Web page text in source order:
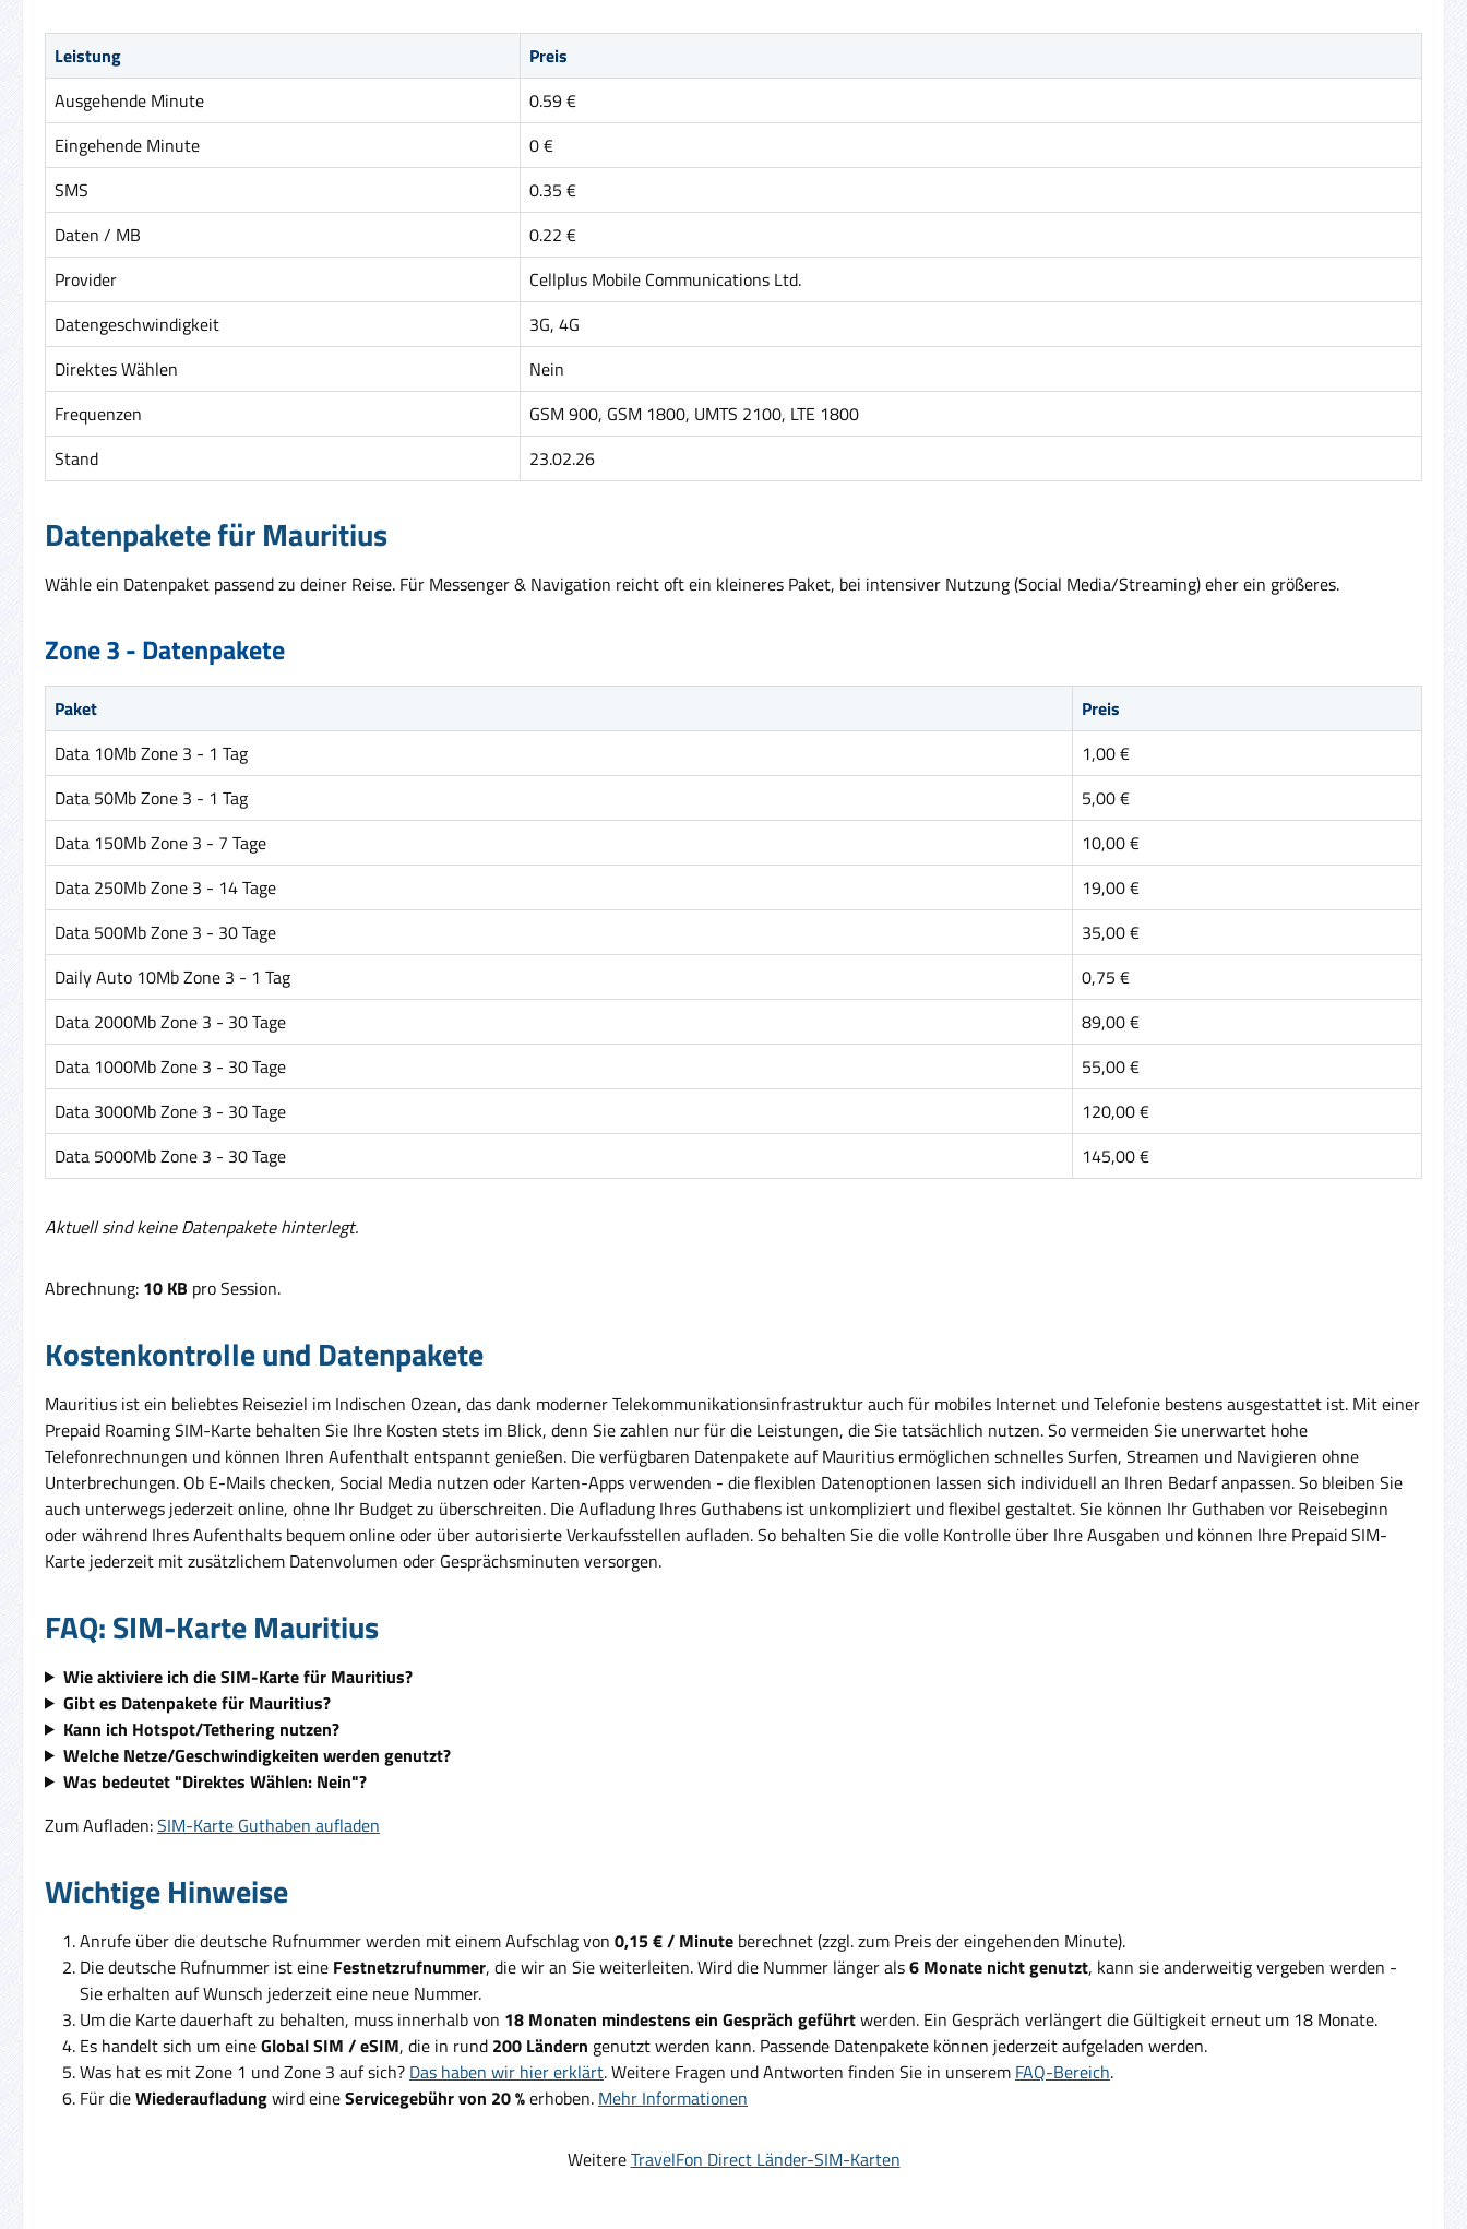
Leistung
Preis
Ausgehende Minute
0.59 €
Eingehende Minute
0 €
SMS
0.35 €
Daten / MB
0.22 €
Provider
Cellplus Mobile Communications Ltd.
Datengeschwindigkeit
3G, 4G
Direktes Wählen
Nein
Frequenzen
GSM 900, GSM 1800, UMTS 2100, LTE 1800
Stand
23.02.26
Datenpakete für Mauritius
Wähle ein Datenpaket passend zu deiner Reise. Für Messenger & Navigation reicht oft ein kleineres Paket, bei intensiver Nutzung (Social Media/Streaming) eher ein größeres.
Zone 3 - Datenpakete
Paket
Preis
Data 10Mb Zone 3 - 1 Tag
1,00 €
Data 50Mb Zone 3 - 1 Tag
5,00 €
Data 150Mb Zone 3 - 7 Tage
10,00 €
Data 250Mb Zone 3 - 14 Tage
19,00 €
Data 500Mb Zone 3 - 30 Tage
35,00 €
Daily Auto 10Mb Zone 3 - 1 Tag
0,75 €
Data 2000Mb Zone 3 - 30 Tage
89,00 €
Data 1000Mb Zone 3 - 30 Tage
55,00 €
Data 3000Mb Zone 3 - 30 Tage
120,00 €
Data 5000Mb Zone 3 - 30 Tage
145,00 €
Aktuell sind keine Datenpakete hinterlegt.
Abrechnung: 10 KB pro Session.
Kostenkontrolle und Datenpakete
Mauritius ist ein beliebtes Reiseziel im Indischen Ozean, das dank moderner Telekommunikationsinfrastruktur auch für mobiles Internet und Telefonie bestens ausgestattet ist. Mit einer
Prepaid Roaming SIM-Karte behalten Sie Ihre Kosten stets im Blick, denn Sie zahlen nur für die Leistungen, die Sie tatsächlich nutzen. So vermeiden Sie unerwartet hohe
Telefonrechnungen und können Ihren Aufenthalt entspannt genießen. Die verfügbaren Datenpakete auf Mauritius ermöglichen schnelles Surfen, Streamen und Navigieren ohne
Unterbrechungen. Ob E-Mails checken, Social Media nutzen oder Karten-Apps verwenden - die flexiblen Datenoptionen lassen sich individuell an Ihren Bedarf anpassen. So bleiben Sie
auch unterwegs jederzeit online, ohne Ihr Budget zu überschreiten. Die Aufladung Ihres Guthabens ist unkompliziert und flexibel gestaltet. Sie können Ihr Guthaben vor Reisebeginn
oder während Ihres Aufenthalts bequem online oder über autorisierte Verkaufsstellen aufladen. So behalten Sie die volle Kontrolle über Ihre Ausgaben und können Ihre Prepaid SIM-
Karte jederzeit mit zusätzlichem Datenvolumen oder Gesprächsminuten versorgen.
FAQ: SIM-Karte Mauritius
Wie aktiviere ich die SIM-Karte für Mauritius?
Gibt es Datenpakete für Mauritius?
Kann ich Hotspot/Tethering nutzen?
Welche Netze/Geschwindigkeiten werden genutzt?
Was bedeutet "Direktes Wählen: Nein"?
Zum Aufladen:SIM-Karte Guthaben aufladen
Wichtige Hinweise
Anrufe über die deutsche Rufnummer werden mit einem Aufschlag von 0,15 € / Minute berechnet (zzgl. zum Preis der eingehenden Minute).
Die deutsche Rufnummer ist eine Festnetzrufnummer, die wir an Sie weiterleiten. Wird die Nummer länger als6 Monate nicht genutzt, kann sie anderweitig vergeben werden -
Sie erhalten auf Wunsch jederzeit eine neue Nummer.
Um die Karte dauerhaft zu behalten, muss innerhalb von 18 Monaten mindestens ein Gespräch geführtwerden. Ein Gespräch verlängert die Gültigkeit erneut um 18 Monate.
Es handelt sich um eineGlobal SIM / eSIM, die in rund 200 Ländern genutzt werden kann. Passende Datenpakete können jederzeit aufgeladen werden.
Was hat es mit Zone 1 und Zone 3 auf sich? Das haben wir hier erklärt. Weitere Fragen und Antworten finden Sie in unserem FAQ-Bereich.
Für dieWiederaufladungwird eineServicegebühr von 20 %erhoben. Mehr Informationen
WeitereTravelFon Direct Länder-SIM-Karten